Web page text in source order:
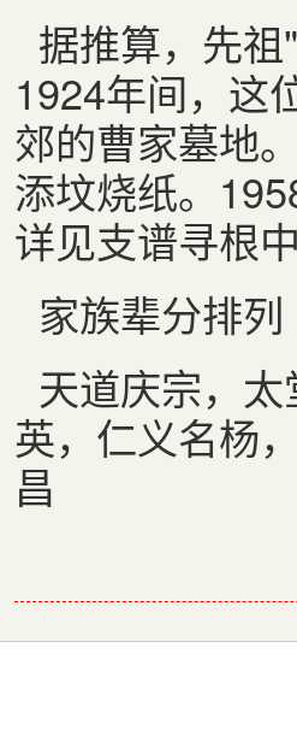
据推算，先祖"
1924年间，这
郊的曹家墓地。
添坟烧纸。
详见支谱寻根
家族辈分排列
天道庆宗，
英，仁义名杨
昌